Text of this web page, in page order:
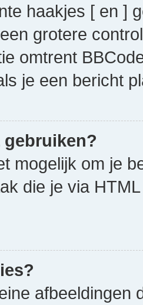
haakjes [ en ]
grotere
omtrent
je een bericht
gebruiken?
mogelijk om je
die je via
afbeeldingen